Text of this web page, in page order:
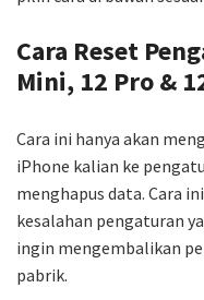
Cara Reset
Mini, 12 Pro &
Cara ini hanya akan
iPhone kalian ke
menghapus data. Cara
kesalahan pengaturan
ingin mengembalikan
pabrik.